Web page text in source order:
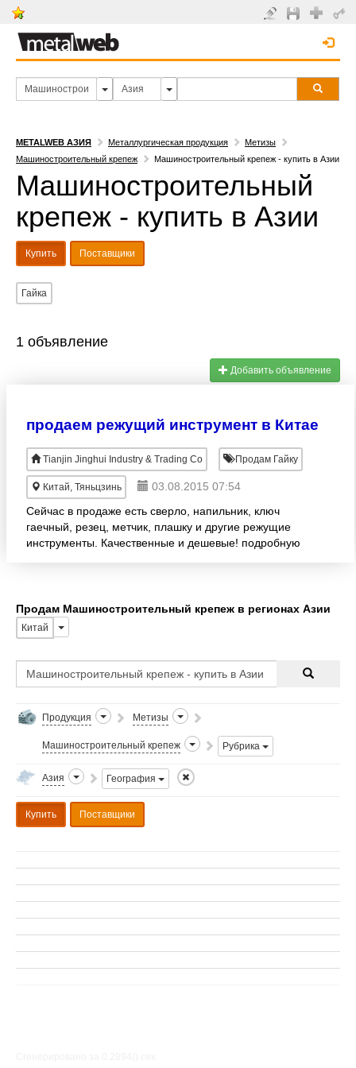
METALWEB АЗИЯ Металлургическая продукция
Метизы
Машиностроительный крепеж
Машиностроительный крепеж - купить в Азии
Машиностроительный
крепеж - купить в Азии
Купить Поставщики
Гайка
1 объявление
Добавить объявление
продаем режущий инструмент в Китае
Tianjin Jinghui Industry & Trading Co Продам Гайку
Китай, Тяньцзинь
03.08.2015 07:54
Сейчас в продаже есть сверло, напильник, ключ
гаечный, резец, метчик, плашку и другие режущие
инструменты. Качественные и дешевые! подробную
Продам Машиностроительный крепеж в регионах Азии
Китай
Продукция Метизы
Машиностроительный крепеж Рубрика
Азия География
Купить Поставщики